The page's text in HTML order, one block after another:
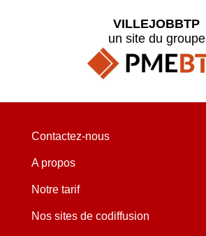
VILLEJOBBTP
un site du groupe
Contactez-nous
A propos
Notre tarif
Nos sites de codiffusion